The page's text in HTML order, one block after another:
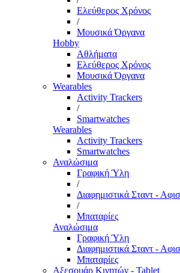
Ελεύθερος Χρόνος
/
Μουσικά Όργανα
Hobby
Αθλήματα
Ελεύθερος Χρόνος
Μουσικά Όργανα
Wearables
Activity Trackers
/
Smartwatches
Wearables
Activity Trackers
Smartwatches
Αναλώσιμα
Γραφική Ύλη
/
Διαφημιστικά Σταντ -
/
Μπαταρίες
Αναλώσιμα
Γραφική Ύλη
Διαφημιστικά Σταντ -
Μπαταρίες
Αξεσουάρ Κινητών - Tablet